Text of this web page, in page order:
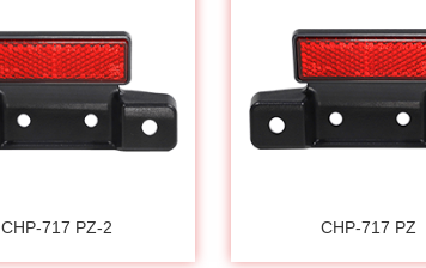
CHP-717 PZ-2 CHP-717 PZ